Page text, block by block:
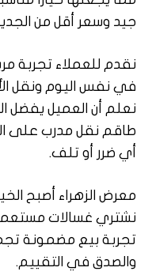
جيد وسعر أقل من
نقدم للعملاء تجربة
في نفس اليوم ونقل
نعلم أن العميل يفضل
طاقم نقل مدرب على
أي ضرر أو تلف.
معرض الزهراء أصبح
نشتري غسالات
تجربة بيع مضمونة
والصدق في التقييم.